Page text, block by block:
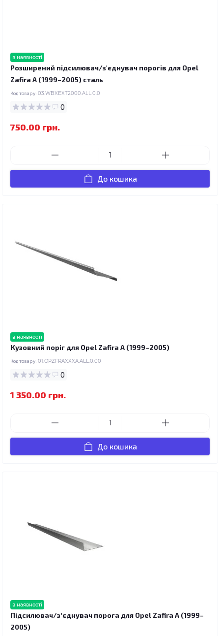
в наявності
Розширений підсилювач/з'єднувач порогів для Opel
Zafira A (1999–2005) сталь
Код товару: 03.WBXEXT2000.ALL.0.0
0
750.00 грн.
До кошика
в наявності
Кузовний поріг для Opel Zafira A (1999–2005)
Код товару: 01.OPZFRAXXXA.ALL.0.00
0
1 350.00 грн.
До кошика
в наявності
Підсилювач/зʼєднувач порога для Opel Zafira A (1999–
2005)